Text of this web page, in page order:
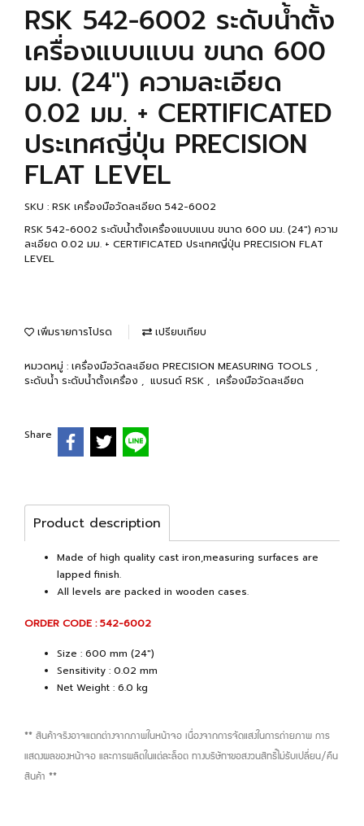
RSK 542-6002 ระดับน้ำตั้ง
เครื่องแบบแบน ขนาด 600
มม. (24") ความละเอียด
0.02 มม. + CERTIFICATED
ประเทศญี่ปุ่น PRECISION
FLAT LEVEL
SKU : RSK เครื่องมือวัดละเอียด 542-6002
RSK 542-6002 ระดับน้ำตั้งเครื่องแบบแบน ขนาด 600 มม. (24") ความ
ละเอียด 0.02 มม. + CERTIFICATED ประเทศญี่ปุ่น PRECISION FLAT
LEVEL
เพิ่มรายการโปรด เปรียบเทียบ
หมวดหมู่ : เครื่องมือวัดละเอียด PRECISION MEASURING TOOLS ,
ระดับน้ำ ระดับน้ำตั้งเครื่อง , แบรนด์ RSK , เครื่องมือวัดละเอียด
Share
Product description
Made of high quality cast iron,measuring surfaces are
lapped finish.
All levels are packed in wooden cases.
ORDER CODE : 542-6002
Size : 600 mm (24")
Sensitivity : 0.02 mm
Net Weight : 6.0 kg
** สินค้าจริงอาจแตกต่างจากภาพในหน้าจอ เนื่องจากการจัดแสงในการถ่ายภาพ การ
แสดงผลของหน้าจอ และการผลิตในแต่ละล็อต ทางบริษัทฯขอสงวนสิทธิ์ไม่รับเปลี่ยน/คืน
สินค้า **